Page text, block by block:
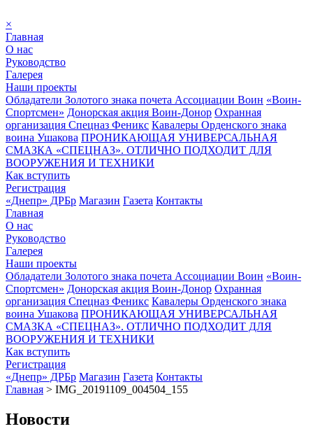
×
Главная
О нас
Руководство
Галерея
Наши проекты
Обладатели Золотого знака почета Ассоциации Воин «Воин-
Спортсмен» Донорская акция Воин-Донор Охранная
организация Спецназ Феникс Кавалеры Орденского знака
воина Ушакова ПРОНИКАЮЩАЯ УНИВЕРСАЛЬНАЯ
СМАЗКА «СПЕЦНАЗ». ОТЛИЧНО ПОДХОДИТ ДЛЯ
ВООРУЖЕНИЯ И ТЕХНИКИ
Как вступить
Регистрация
«Днепр» ДРБр Магазин Газета Контакты
Главная
О нас
Руководство
Галерея
Наши проекты
Обладатели Золотого знака почета Ассоциации Воин «Воин-
Спортсмен» Донорская акция Воин-Донор Охранная
организация Спецназ Феникс Кавалеры Орденского знака
воина Ушакова ПРОНИКАЮЩАЯ УНИВЕРСАЛЬНАЯ
СМАЗКА «СПЕЦНАЗ». ОТЛИЧНО ПОДХОДИТ ДЛЯ
ВООРУЖЕНИЯ И ТЕХНИКИ
Как вступить
Регистрация
«Днепр» ДРБр Магазин Газета Контакты
Главная > IMG_20191109_004504_155
Новости